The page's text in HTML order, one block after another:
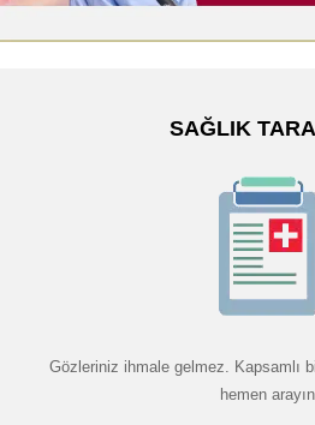
SAĞLIK
Gözleriniz ihmale gelmez. Kapsamlı
hemen